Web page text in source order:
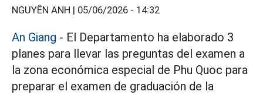
NGUYÊN ANH | 05/06/2026 - 14:32
An Giang - El Departamento ha elaborado 3
planes para llevar las preguntas del examen a
la zona económica especial de Phu Quoc para
preparar el examen de graduación de la